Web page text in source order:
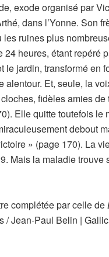
exode organisé par
dans l’Yonne. Son
ruines plus
24 heures, étant repéré
jardin, transformé en
Et, seule, la
fidèles amies
Elle quitte toutefois le
debout
» (page 170). La
Mais la maladie
complétée par celle de
/ Jean-Paul Belin |